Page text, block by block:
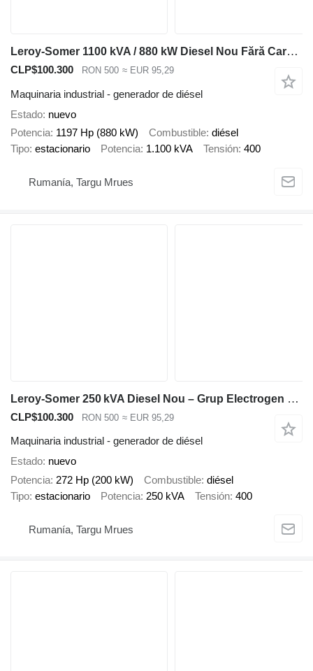
Leroy-Somer 1100 kVA / 880 kW Diesel Nou Fără Carcasă cu Garanție 24 Luni
CLP$100.300 RON 500 ≈ EUR 95,29
Maquinaria industrial - generador de diésel
Estado nuevo
Potencia 1197 Hp (880 kW) Combustible diésel
Tipo estacionario Potencia 1.100 kVA Tensión 400
Rumanía, Targu Mrues
Leroy-Somer 250 kVA Diesel Nou – Grup Electrogen Uz Intensiv 200 kW cu Garan
CLP$100.300 RON 500 ≈ EUR 95,29
Maquinaria industrial - generador de diésel
Estado nuevo
Potencia 272 Hp (200 kW) Combustible diésel
Tipo estacionario Potencia 250 kVA Tensión 400
Rumanía, Targu Mrues